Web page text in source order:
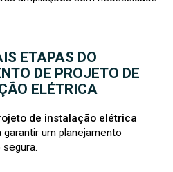
ETAPAS DO
DE PROJETO DE
ELÉTRICA
de instalação elétrica
um planejamento